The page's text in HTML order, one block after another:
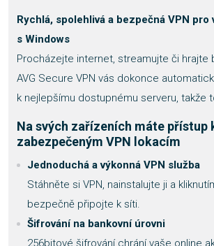
Rychlá, spolehlivá a bezpečná VPN pro
s Windows
Procházejte internet, streamujte či hrajte
AVG Secure VPN vás dokonce
k nejlepšímu dostupnému serveru, takže
Na svých zařízeních máte přístup
zabezpečeným VPN lokacím
Jednoduchá a výkonná VPN služba
Stáhněte si VPN, nainstalujte ji a
bezpečně připojte k síti.
Šifrování na bankovní úrovni
256bitové šifrování chrání vaše online